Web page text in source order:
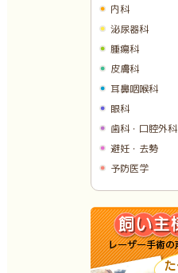
内科
泌尿器科
腫瘍科
皮膚科
耳鼻咽喉科
眼科
歯科・口腔外科
避妊・去勢
予防医学